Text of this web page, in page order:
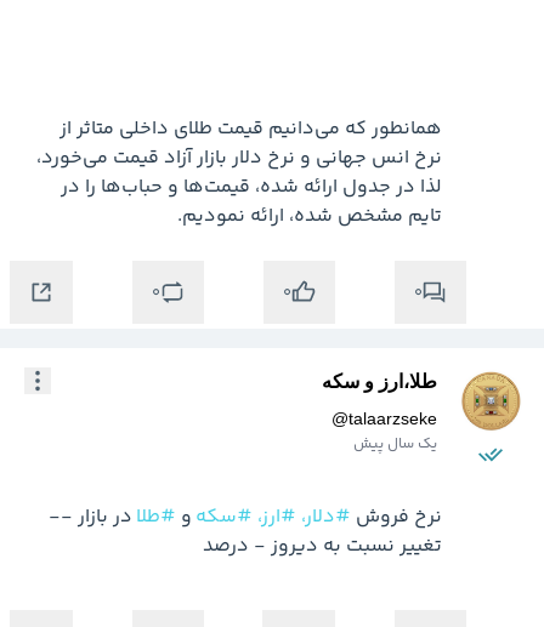
تایم مشخص شده، ارائه نمودیم.
0
0
0
طلا،ارز و سکه
@talaarzseke
یک سال پیش
نرخ فروش #دلار، #ارز، #سکه و #طلا
تغییر نسبت به دیروز - درصد